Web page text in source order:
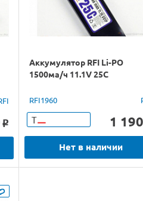
o
Аккумулятор RFI Li-PO
1500ма/ч 11.1V 25С
RFI1960
Т 1 190
Нет в наличии